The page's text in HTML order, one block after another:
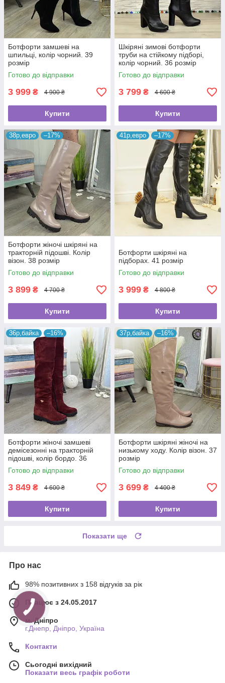
Ботфорти замшеві на
шпильці, колір чорний. 39
розмір
Готово до відправки
3 999 ₴ 4 900 ₴
Купити
Шкіряні зимові ботфорти
труби на стійкому підборі,
колір чорний. 36 розмір
Готово до відправки
3 799 ₴ 4 600 ₴
Купити
38р,евро –17%
Ботфорти жіночі шкіряні на
тракторній підошві. Колір
візон. 38 розмір
Готово до відправки
3 899 ₴ 4 700 ₴
Купити
41р,евро –17%
Ботфорти шкіряні на
підборах. 41 розмір
Готово до відправки
3 999 ₴ 4 800 ₴
Купити
36р,байка –16%
Ботфорти жіночі замшеві
демісезонні на тракторній
підошві, колір бордо. 36
розмір
Готово до відправки
3 849 ₴ 4 600 ₴
Купити
37р,байка –16%
Ботфорти шкіряні жіночі на
низькому ходу. Колір візон. 37
розмір
Готово до відправки
3 699 ₴ 4 400 ₴
Купити
Показати ще
Про нас
98% позитивних з 158 відгуків за рік
Працює з 24.05.2017
м. Дніпро
г.Днепр, Дніпро, Україна
Контакти
Сьогодні вихідний
Показати весь графік роботи